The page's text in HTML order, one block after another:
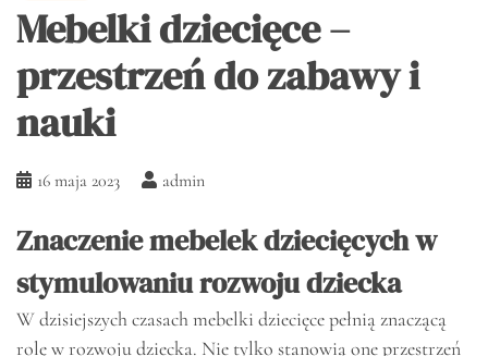
Mebelki dziecięce –
przestrzeń do zabawy i
nauki
16 maja 2023 admin
Znaczenie mebelek dziecięcych w
stymulowaniu rozwoju dziecka
W dzisiejszych czasach mebelki dziecięce pełnią znaczącą
rolę w rozwoju dziecka. Nie tylko stanowią one przestrzeń